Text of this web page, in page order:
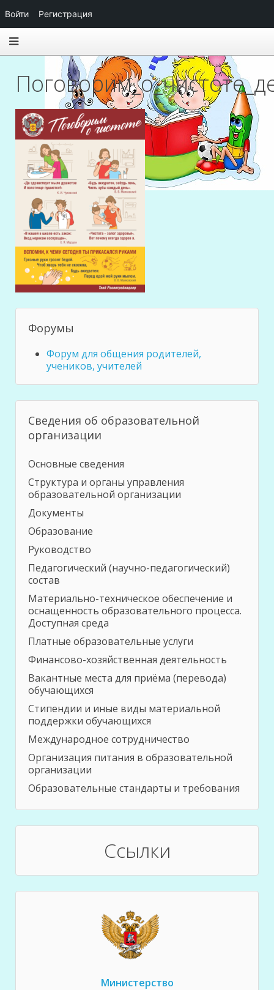
Форумы
Форум для общения родителей,
учеников, учителей
Сведения об образовательной
организации
Основные сведения
Структура и органы управления
образовательной организации
Документы
Образование
Руководство
Педагогический (научно-педагогический)
состав
Материально-техническое обеспечение и
оснащенность образовательного процесса.
Доступная среда
Платные образовательные услуги
Финансово-хозяйственная деятельность
Вакантные места для приёма (перевода)
обучающихся
Стипендии и иные виды материальной
поддержки обучающихся
Международное сотрудничество
Организация питания в образовательной
организации
Образовательные стандарты и требования
Ссылки
Министерство
Войти Регистрация